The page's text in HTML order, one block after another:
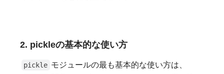
2. pickleの基本的な使い方
pickle モジュールの最も基本的な使い方は、